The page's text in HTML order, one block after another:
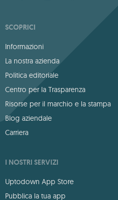
SCOPRICI
Informazioni
La nostra azienda
Politica editoriale
Centro per la Trasparenza
Risorse per il marchio e la stampa
Blog aziendale
Carriera
I NOSTRI SERVIZI
Uptodown App Store
Pubblica la tua app